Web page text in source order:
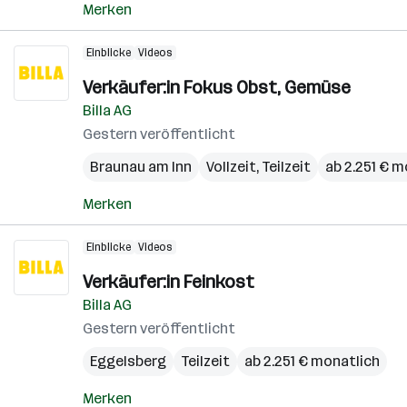
Merken
Einblicke Videos
Verkäufer:in Fokus Obst, Gemüse
Billa AG
Gestern veröffentlicht
Braunau am Inn
Vollzeit, Teilzeit ab 2.251 €
Merken
Einblicke Videos
Verkäufer:in Feinkost
Billa AG
Gestern veröffentlicht
Eggelsberg
Teilzeit ab 2.251 € monatlich
Merken